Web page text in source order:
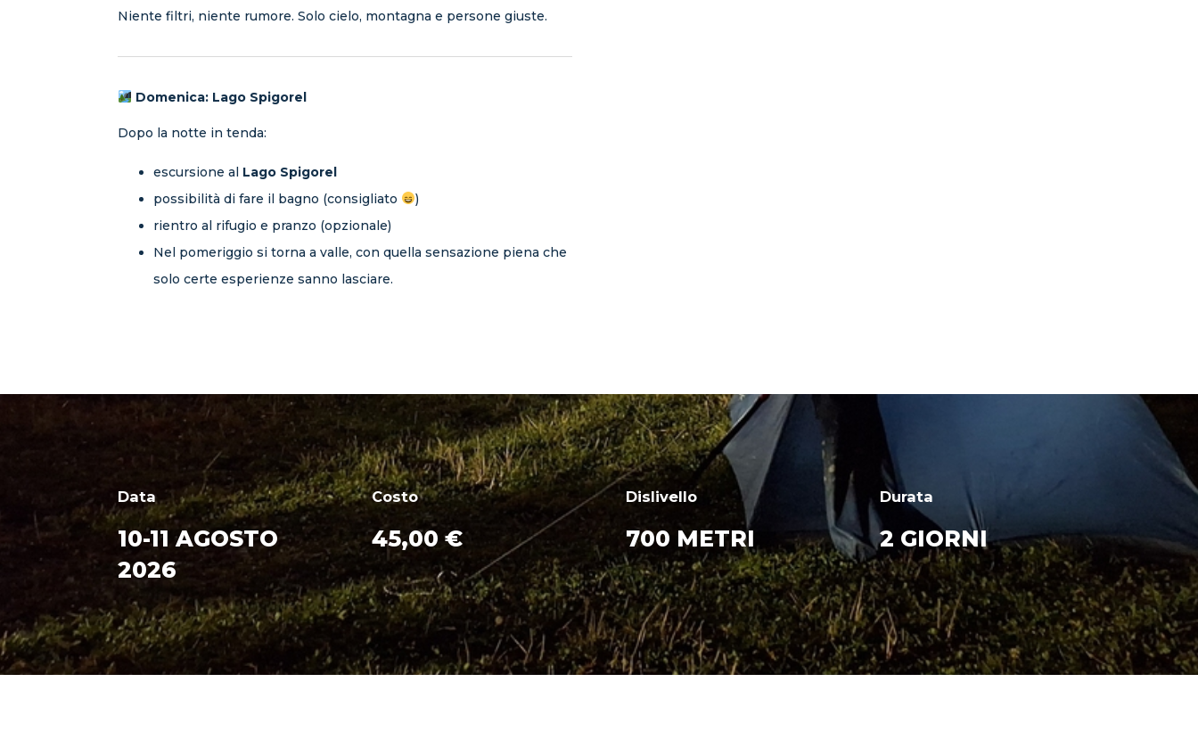
Niente filtri, niente rumore. Solo cielo, montagna e persone giuste.
Domenica: Lago Spigorel
Dopo la notte in tenda:
escursione al Lago Spigorel
possibilità di fare il bagno (consigliato
)
rientro al rifugio e pranzo (opzionale)
Nel pomeriggio si torna a valle, con quella sensazione piena che
solo certe esperienze sanno lasciare.
Data
10-11 AGOSTO
2026
Costo
45,00 €
Dislivello
700 METRI
Durata
2 GIORNI